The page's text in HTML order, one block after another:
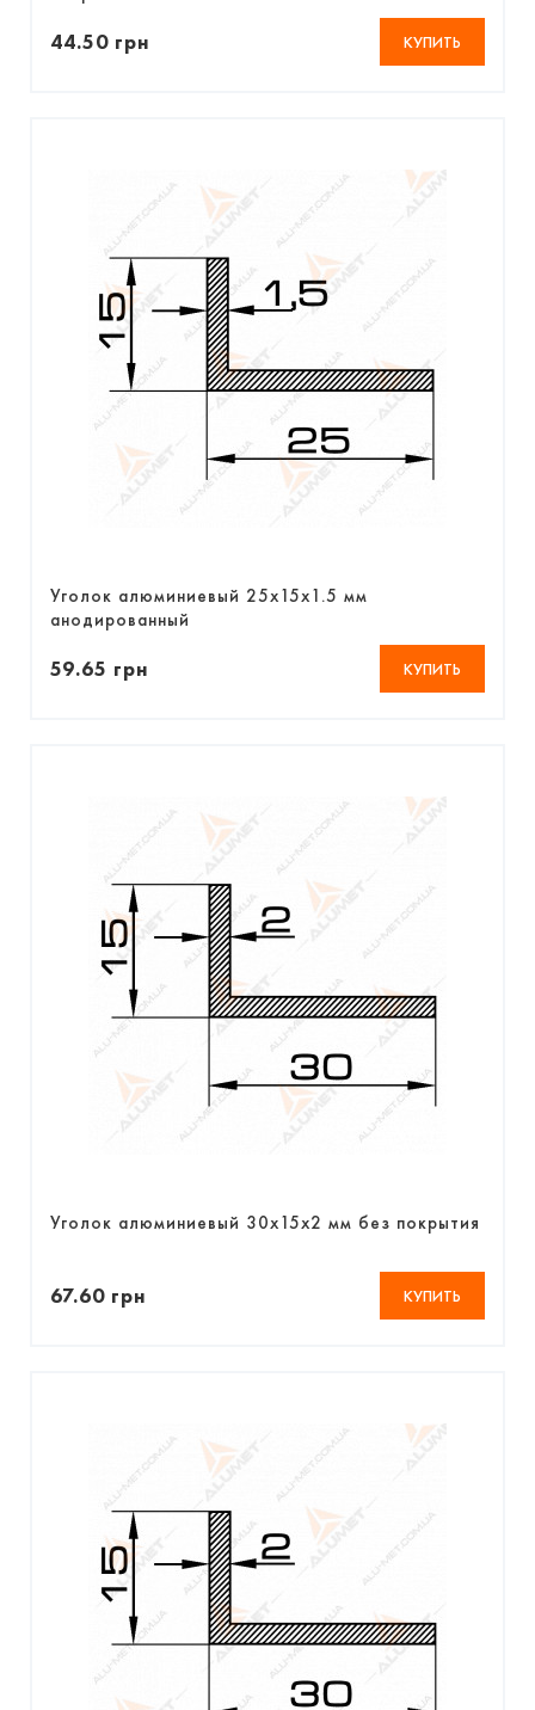
44.50 грн КУПИТЬ
Уголок алюминиевый 25х15х1.5 мм
анодированный
59.65 грн КУПИТЬ
Уголок алюминиевый 30х15х2 мм без покрытия
67.60 грн КУПИТЬ